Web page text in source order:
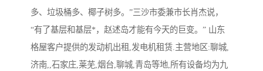
多、垃圾桶多、椰子树多。”三沙市委兼市长肖杰说，
“有了基层和基层*，赵述岛才能有今天的巨变。” 山东
格屋客户提供的发动机出租,发电机租赁.主营地区:聊城,
济南,,石家庄,莱芜,烟台,聊城,青岛等地,所有设备均为九